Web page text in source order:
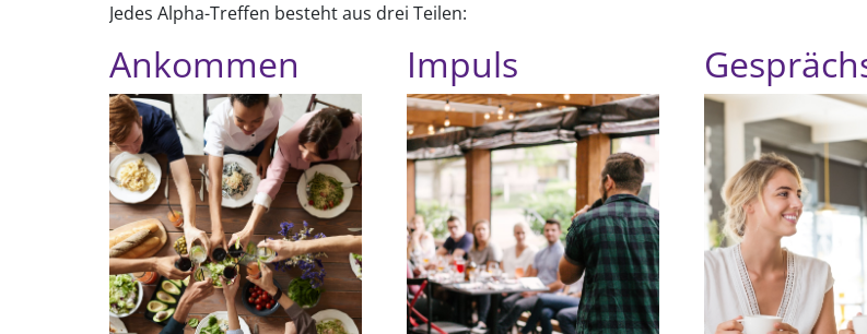
Jedes Alpha-Treffen besteht aus drei Teilen:
Ankommen Impuls